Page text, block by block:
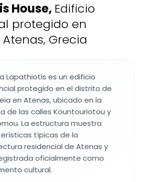
House, Edificio
protegido en
Atenas, Grecia
Lapathiotis es un edificio
protegido en el distrito de
en Atenas, ubicado en la
de las calles Kountouriotou y
La estructura muestra
típicas de la
residencial de Atenas y
oficialmente como
cultural.